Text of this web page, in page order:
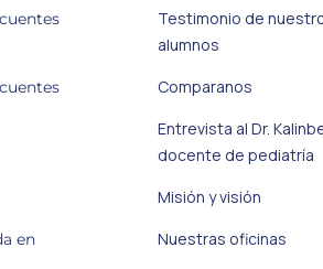
en
Testimonio de
alumnos
Comparanos
Entrevista al Dr.
docente de pediatría
Misión y visión
Nuestras oficinas